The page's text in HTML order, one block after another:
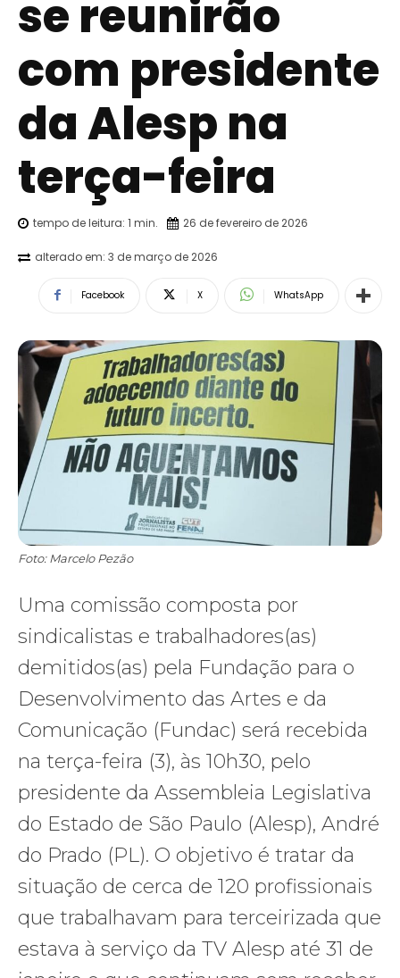
se reunirão
com presidente
da Alesp na
terça-feira
tempo de leitura: 1 min. 26 de fevereiro de 2026
alterado em: 3 de março de 2026
Facebook X WhatsApp
Foto: Marcelo Pezão
Uma comissão composta por
sindicalistas e trabalhadores(as)
demitidos(as) pela Fundação para o
Desenvolvimento das Artes e da
Comunicação (Fundac) será recebida
na terça-feira (3), às 10h30, pelo
presidente da Assembleia Legislativa
do Estado de São Paulo (Alesp), André
do Prado (PL). O objetivo é tratar da
situação de cerca de 120 profissionais
que trabalhavam para terceirizada que
estava à serviço da TV Alesp até 31 de